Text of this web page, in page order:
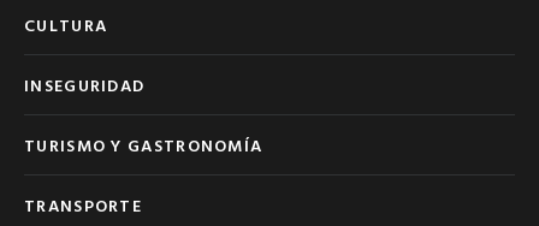
CULTURA
INSEGURIDAD
TURISMO Y GASTRONOMÍA
TRANSPORTE